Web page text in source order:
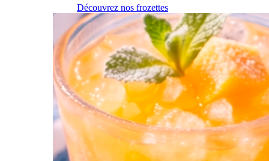
Découvrez nos frozettes